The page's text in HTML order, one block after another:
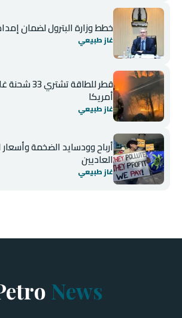
خطط وزارة البترول لضمان
غاز طبيعي
قطر للطاقة
أمريكا
غاز طبيعي
أرباح وودسايد الضخمة وأسعار
العاديين
غاز طبيعي
News